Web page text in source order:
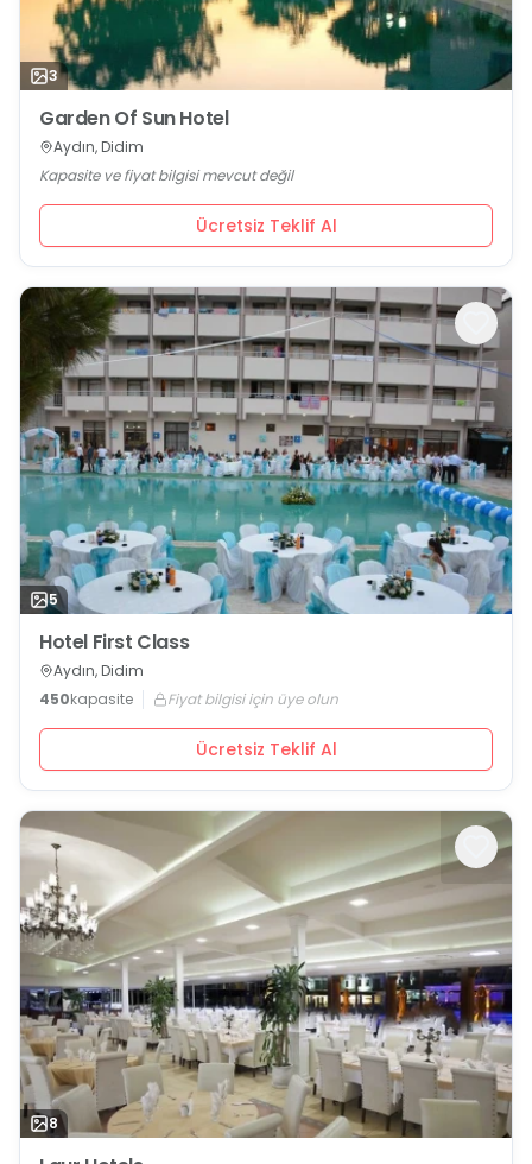
3
Garden Of Sun Hotel
Aydın, Didim
Kapasite ve fiyat bilgisi mevcut değil
Ücretsiz Teklif Al
5
Hotel First Class
Aydın, Didim
450kapasite Fiyat bilgisi için üye olun
Ücretsiz Teklif Al
8